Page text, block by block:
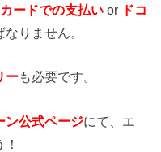
ードでの支払い or ドコ
りません。
ーも必要です。
ン公式ページにて、エ